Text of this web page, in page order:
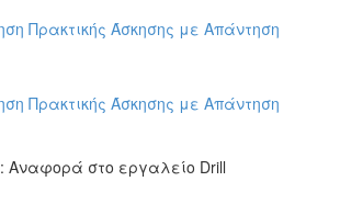
Πρακτικής Άσκησης με Απάντηση
Πρακτικής Άσκησης με Απάντηση
Αναφορά στο εργαλείο Drill